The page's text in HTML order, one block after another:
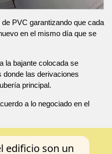
PVC garantizando que cada
en el mismo día que se
la bajante colocada se
donde las derivaciones
principal.
a lo negociado en el
edificio son un